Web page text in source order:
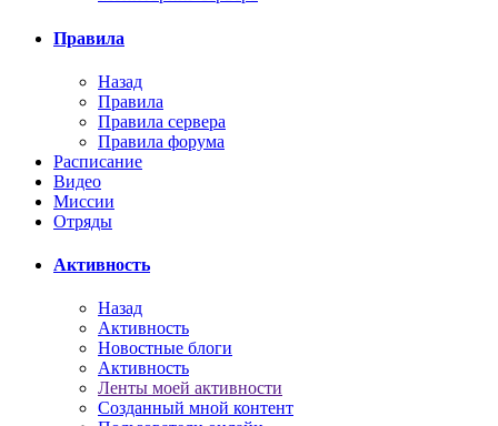
Правила
Назад
Правила
Правила сервера
Правила форума
Расписание
Видео
Миссии
Отряды
Активность
Назад
Активность
Новостные блоги
Активность
Ленты моей активности
Созданный мной контент